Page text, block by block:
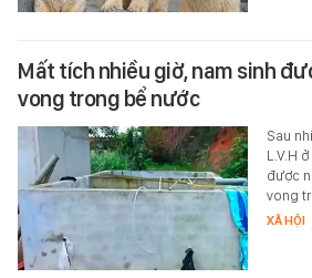
Mất tích nhiều giờ, nam sinh
vong trong bể nước
Sau
L.V.H
được
vong
XÃ HỘI